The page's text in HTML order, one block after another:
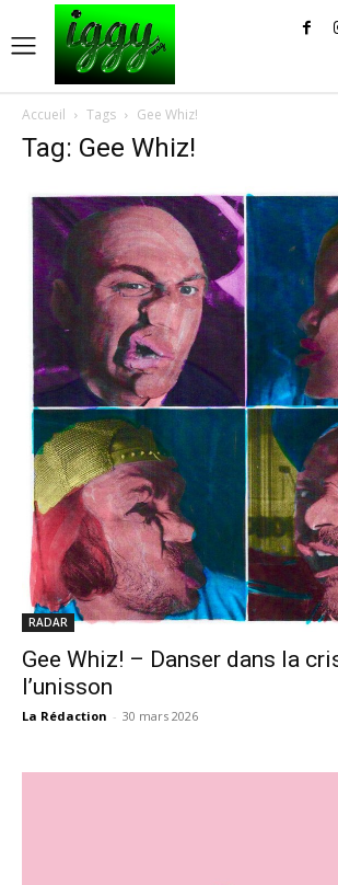
Accueil Tags Gee Whiz!
Tag: Gee Whiz!
RADAR
Gee Whiz! – Danser dans la
l’unisson
La Rédaction - 30 mars 2026